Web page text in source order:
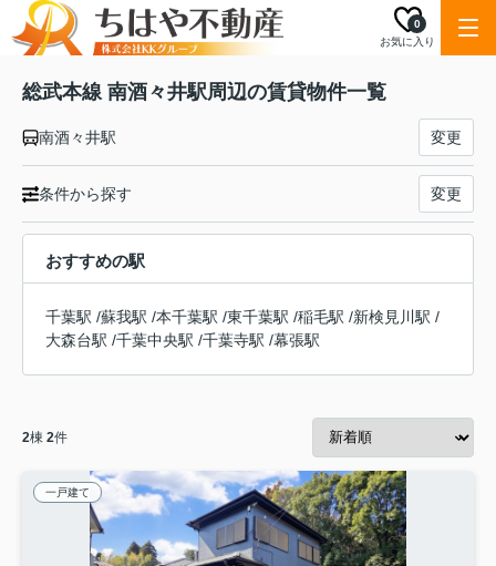
お気に入り
0
総武本線 南酒々井駅周辺の賃貸物件一覧
南酒々井駅 変更
条件から探す 変更
おすすめの駅
千葉駅 /蘇我駅 /本千葉駅 /東千葉駅 /稲毛駅 /新検見川駅 /
大森台駅 /千葉中央駅 /千葉寺駅 /幕張駅
2棟 2件
一戸建て